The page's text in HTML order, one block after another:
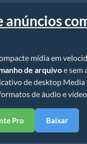
anúncios
mídia em
de arquivoe sem
de desktop
de áudio e
Pro Baixar